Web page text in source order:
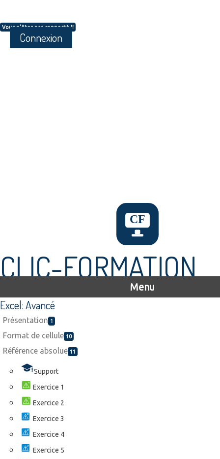
Vous n'êtes pas connecté !!
Connexion
CLIC-FORMATION
Menu
Excel: Avancé
Présentation 1
Format de cellule 10
Référence absolue 11
Support
Exercice 1
Exercice 2
Exercice 3
Exercice 4
Exercice 5